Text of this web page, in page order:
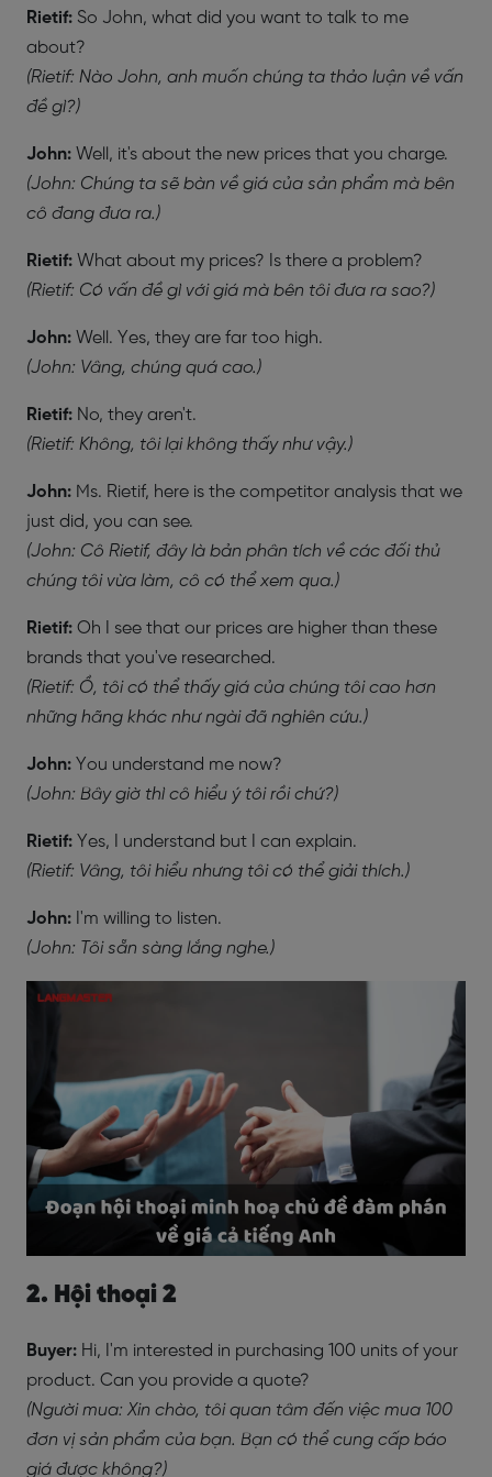
Rietif: So John, what did you want to talk to me
about?
(Rietif: Nào John, anh muốn chúng ta thảo luận về vấn
đề gì?)
John: Well, it's about the new prices that you charge.
(John: Chúng ta sẽ bàn về giá của sản phẩm mà bên
cô đang đưa ra.)
Rietif: What about my prices? Is there a problem?
(Rietif: Có vấn đề gì với giá mà bên tôi đưa ra sao?)
John: Well. Yes, they are far too high.
(John: Vâng, chúng quá cao.)
Rietif: No, they aren't.
(Rietif: Không, tôi lại không thấy như vậy.)
John: Ms. Rietif, here is the competitor analysis that we
just did, you can see.
(John: Cô Rietif, đây là bản phân tích về các đối thủ
chúng tôi vừa làm, cô có thể xem qua.)
Rietif: Oh I see that our prices are higher than these
brands that you've researched.
(Rietif: Ồ, tôi có thể thấy giá của chúng tôi cao hơn
những hãng khác như ngài đã nghiên cứu.)
John: You understand me now?
(John: Bây giờ thì cô hiểu ý tôi rồi chứ?)
Rietif: Yes, I understand but I can explain.
(Rietif: Vâng, tôi hiểu nhưng tôi có thể giải thích.)
John: I'm willing to listen.
(John: Tôi sẵn sàng lắng nghe.)
2. Hội thoại 2
Buyer: Hi, I'm interested in purchasing 100 units of your
product. Can you provide a quote?
(Người mua: Xin chào, tôi quan tâm đến việc mua 100
đơn vị sản phẩm của bạn. Bạn có thể cung cấp báo
giá được không?)